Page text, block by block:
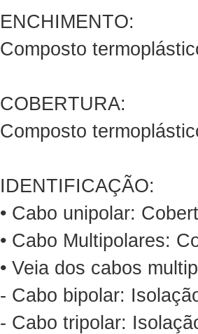
ENCHIMENTO:
Composto
COBERTURA:
Composto
IDENTIFICAÇÃO:
• Cabo unipolar:
• Cabo Multipolares:
• Veia dos cabos
- Cabo bipolar:
- Cabo tripolar: